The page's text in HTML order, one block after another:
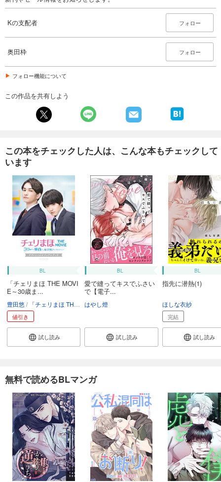
Kの支配者 フォロー
奥田枠 フォロー
フォロー機能について
この作品を共有しよう
この本をチェックした人は、こんな本もチェックして
います
BL
「チェリまほ THE MOVI
E～30歳ま...
豊田悠 「チェリまほ THE MOVIE 」製作委員会
値引き
試し読み
BL
愛で縫ってキスでふさい
で【電子...
はやし燈
試し読み
BL
指先に潜熱(1)
ほしな衣紗
完結
試し読み
無料で読めるBLマンガ